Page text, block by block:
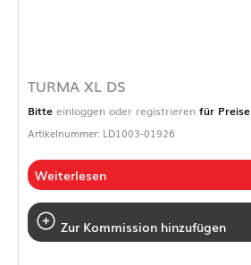
TURMA XL DS
Bitte einloggen oder registrieren für Preise
Artikelnummer: LD1003-01926
Weiterlesen
Zur Kommission hinzufügen